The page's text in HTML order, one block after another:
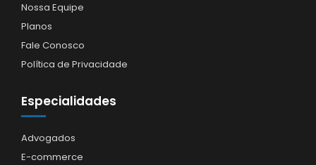
Nossa Equipe
Planos
Fale Conosco
Política de Privacidade
Especialidades
Advogados
E-commerce